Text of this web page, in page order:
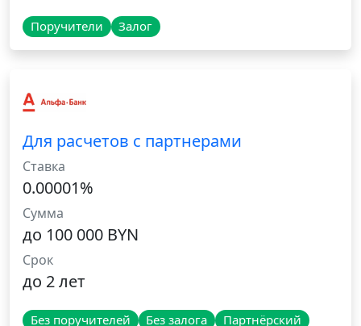
Поручители Залог
Для расчетов с партнерами
Ставка
0.00001%
Сумма
до 100 000 BYN
Срок
до 2 лет
Без поручителей Без залога Партнёрский